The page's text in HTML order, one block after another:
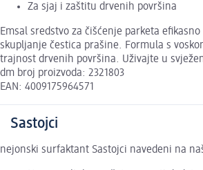
Za sjaj i zaštitu drvenih površina
Emsal sredstvo za čišćenje parketa
skupljanje čestica prašine. Formula s
trajnost drvenih površina. Uživajte u
dm broj proizvoda: 2321803
EAN: 4009175964571
Sastojci
nejonski surfaktant Sastojci navedeni na